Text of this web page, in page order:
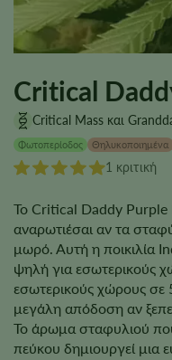
Critical
Critical Mass και
Φωτοπερίοδος Θηλυκοποιημένα
1 κριτική
Το Critical Daddy Purple
αναρωτιέσαι αν τα
μωρό. Αυτή η ποικιλία
ψηλή για εσωτερικούς
εσωτερικούς χώρους σε
μεγάλη απόδοση αν
Το άρωμα σταφυλιού
πεύκου δημιουργεί μια